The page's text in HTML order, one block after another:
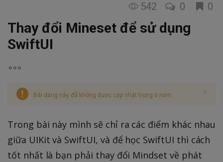
542 0 0
Thay đổi Mineset để sử dụng
SwiftUI
Bài đăng này đã không được cập nhật trong 6 năm
Trong bài này mình sẽ chỉ ra các điểm khác nhau
giữa UIKit và SwiftUI, và để học SwiftUI thì cách
tốt nhất là bạn phải thay đổi Mindset về phát